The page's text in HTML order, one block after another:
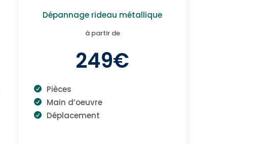
Dépannage rideau métallique
à partir de
249€
Pièces
Main d’oeuvre
Déplacement